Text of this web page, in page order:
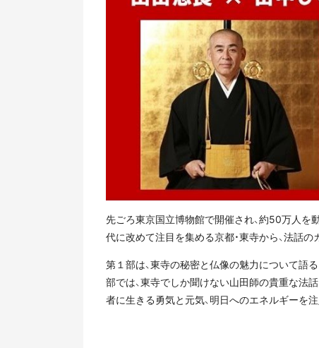
先ごろ東京国立博物館で開催され、約50万人を
代に改めて注目を集める京都・東寺から、法話の
第１部は、東寺の秘密と仏像の魅力について語
部では、東寺でしか聞けない山田師の貴重な法
者に生きる勇気と元気、明日へのエネルギーを注